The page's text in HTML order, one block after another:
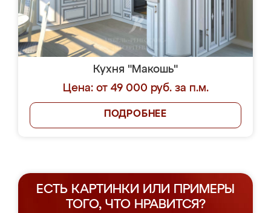
Кухня "Макошь"
Цена: от 49 000 руб. за п.м.
ПОДРОБНЕЕ
ЕСТЬ КАРТИНКИ ИЛИ ПРИМЕРЫ
ТОГО, ЧТО НРАВИТСЯ?